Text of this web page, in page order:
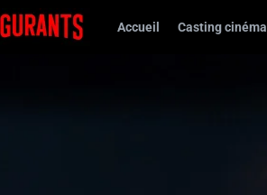
Accueil Casting cinéma